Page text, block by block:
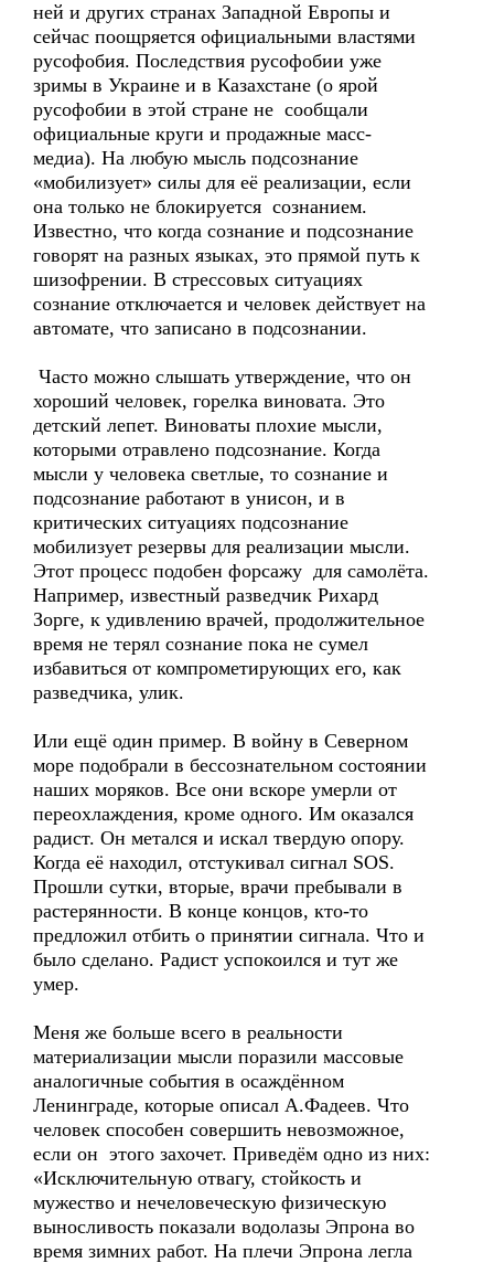
ней и других странах Западной Европы и
сейчас поощряется официальными властями
русофобия. Последствия русофобии уже
зримы в Украине и в Казахстане (о ярой
русофобии в этой стране не сообщали
официальные круги и продажные масс-
медиа). На любую мысль подсознание
«мобилизует» силы для её реализации, если
она только не блокируется сознанием.
Известно, что когда сознание и подсознание
говорят на разных языках, это прямой путь к
шизофрении. В стрессовых ситуациях
сознание отключается и человек действует на
автомате, что записано в подсознании.
Часто можно слышать утверждение, что он
хороший человек, горелка виновата. Это
детский лепет. Виноваты плохие мысли,
которыми отравлено подсознание. Когда
мысли у человека светлые, то сознание и
подсознание работают в унисон, и в
критических ситуациях подсознание
мобилизует резервы для реализации мысли.
Этот процесс подобен форсажу для самолёта.
Например, известный разведчик Рихард
Зорге, к удивлению врачей, продолжительное
время не терял сознание пока не сумел
избавиться от компрометирующих его, как
разведчика, улик.
Или ещё один пример. В войну в Северном
море подобрали в бессознательном состоянии
наших моряков. Все они вскоре умерли от
переохлаждения, кроме одного. Им оказался
радист. Он метался и искал твердую опору.
Когда её находил, отстукивал сигнал SOS.
Прошли сутки, вторые, врачи пребывали в
растерянности. В конце концов, кто-то
предложил отбить о принятии сигнала. Что и
было сделано. Радист успокоился и тут же
умер.
Меня же больше всего в реальности
материализации мысли поразили массовые
аналогичные события в осаждённом
Ленинграде, которые описал А.Фадеев. Что
человек способен совершить невозможное,
если он этого захочет. Приведём одно из них:
«Исключительную отвагу, стойкость и
мужество и нечеловеческую физическую
выносливость показали водолазы Эпрона во
время зимних работ. На плечи Эпрона легла